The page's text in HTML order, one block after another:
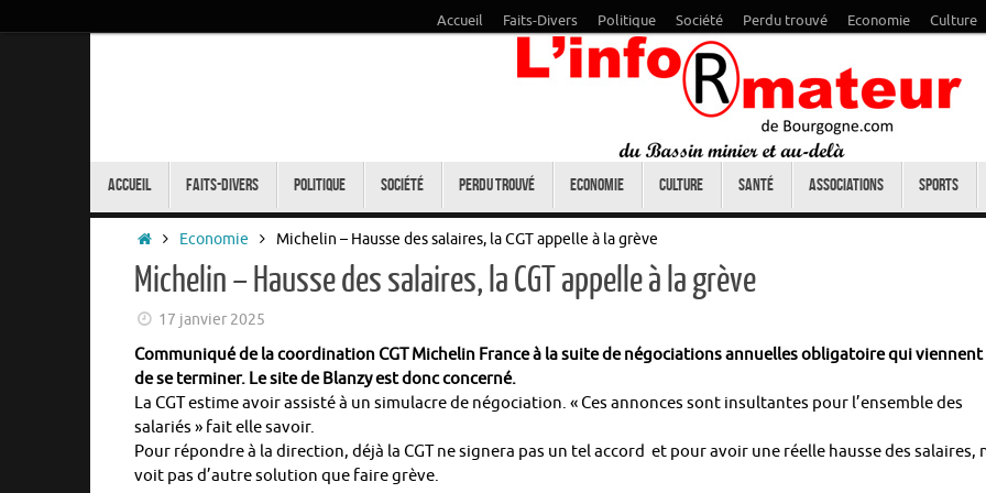
Accueil Faits-Divers Politique Société Perdu trouvé Economie Culture
Accueil Faits-Divers Politique Société Perdu trouvé Economie Culture Santé Associations Sports
Accueil
Economie Michelin – Hausse des salaires, la CGT appelle à la grève
Michelin – Hausse des salaires, la CGT appelle à la grève
17 janvier 2025
Communiqué de la coordination CGT Michelin France à la suite de négociations annuelles obligatoire qui viennent
de se terminer. Le site de Blanzy est donc concerné.
La CGT estime avoir assisté à un simulacre de négociation. « Ces annonces sont insultantes pour l’ensemble des
salariés » fait elle savoir.
Pour répondre à la direction, déjà la CGT ne signera pas un tel accord et pour avoir une réelle hausse des salaires,
voit pas d’autre solution que faire grève.